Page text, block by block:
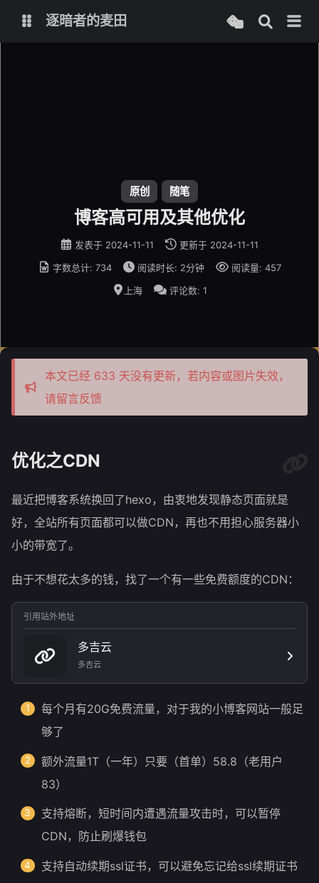
逐暗者的麦田
原创 随笔
博客高可用及其他优化
发表于 2024-11-11 更新于 2024-11-11
字数总计: 734 阅读时长: 2分钟 阅读量: 457
上海
评论数: 1
本文已经 633 天没有更新，若内容或图片失效，
请留言反馈
优化之CDN
最近把博客系统换回了hexo，由衷地发现静态页面就是
好，全站所有页面都可以做CDN，再也不用担心服务器小
小的带宽了。
由于不想花太多的钱，找了一个有一些免费额度的CDN：
引用站外地址
多吉云
多吉云
每个月有20G免费流量，对于我的小博客网站一般足
够了
额外流量1T（一年）只要（首单）58.8（老用户
83）
支持熔断，短时间内遭遇流量攻击时，可以暂停
CDN，防止刷爆钱包
支持自动续期ssl证书，可以避免忘记给ssl续期证书